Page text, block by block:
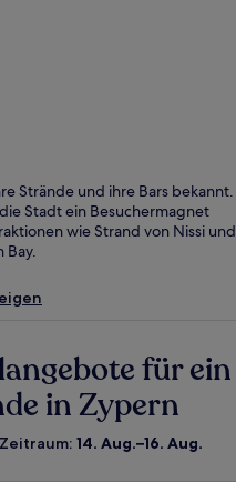
Strände und ihre Bars bekannt.
Stadt ein Besuchermagnet
wie Strand von Nissi und
Bay.
für ein
in Zypern
14. Aug.–16. Aug.